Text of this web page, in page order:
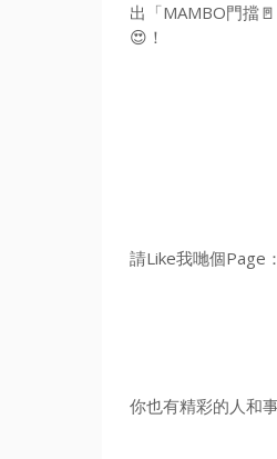
出「MAMBO門擋
😍！
請Like我哋個Page：
你也有精彩的人和